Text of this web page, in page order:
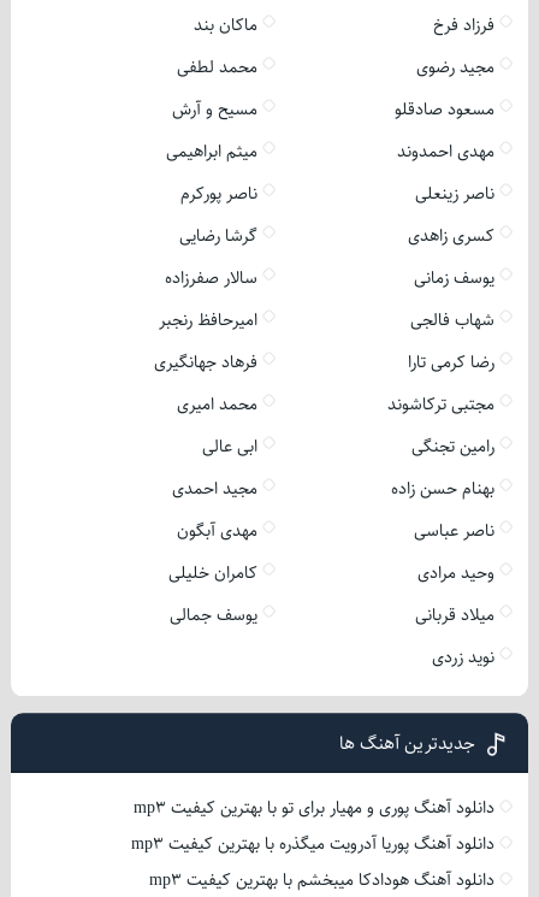
فرزاد فرخ
ماکان بند
مجید رضوی
محمد لطفی
مسعود صادقلو
مسیح و آرش
مهدی احمدوند
میثم ابراهیمی
ناصر زینعلی
ناصر پورکرم
کسری زاهدی
گرشا رضایی
یوسف زمانی
سالار صفرزاده
شهاب فالجی
امیرحافظ رنجبر
رضا کرمی تارا
فرهاد جهانگیری
مجتبی ترکاشوند
محمد امیری
رامین تجنگی
ابی عالی
بهنام حسن زاده
مجید احمدی
ناصر عباسی
مهدی آبگون
وحید مرادی
کامران خلیلی
میلاد قربانی
یوسف جمالی
نوید زردی
جدیدترین آهنگ ها
دانلود آهنگ پوری و مهیار برای تو با بهترین کیفیت mp3
دانلود آهنگ پوریا آدرویت میگذره با بهترین کیفیت mp3
دانلود آهنگ هودادکا میبخشم با بهترین کیفیت mp3